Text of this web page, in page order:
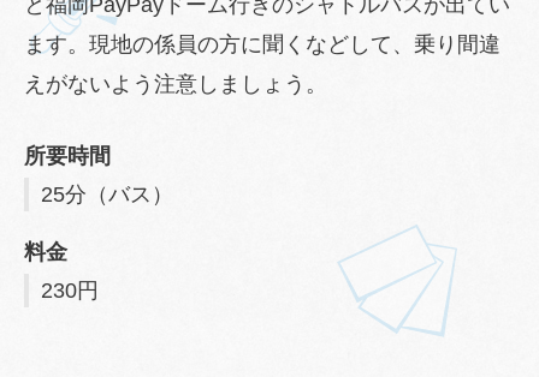
と福岡PayPayドーム行きのシャトルバスが出てい
ます。現地の係員の方に聞くなどして、乗り間違
えがないよう注意しましょう。
所要時間
25分（バス）
料金
230円